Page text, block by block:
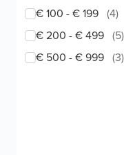
€ 100 - € 199 (4)
€ 200 - € 499 (5)
€ 500 - € 999 (3)